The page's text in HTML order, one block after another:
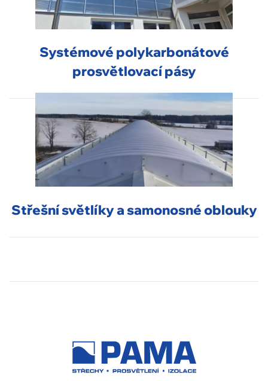
Systémové polykarbonátové
prosvětlovací pásy
Střešní světlíky a samonosné oblouky